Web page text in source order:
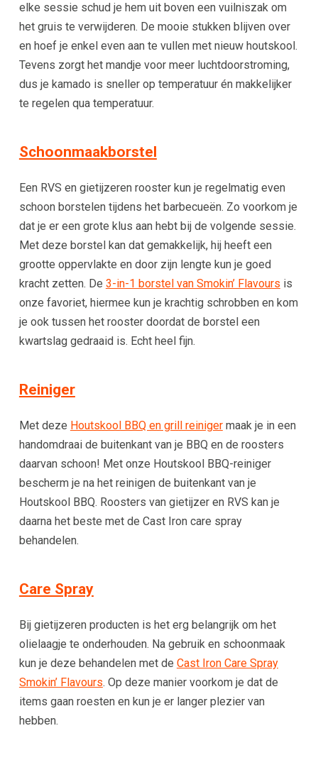
elke sessie schud je hem uit boven een vuilniszak om
het gruis te verwijderen. De mooie stukken blijven over
en hoef je enkel even aan te vullen met nieuw houtskool.
Tevens zorgt het mandje voor meer luchtdoorstroming,
dus je kamado is sneller op temperatuur én makkelijker
te regelen qua temperatuur.
Schoonmaakborstel
Een RVS en gietijzeren rooster kun je regelmatig even
schoon borstelen tijdens het barbecueën. Zo voorkom je
dat je er een grote klus aan hebt bij de volgende sessie.
Met deze borstel kan dat gemakkelijk, hij heeft een
grootte oppervlakte en door zijn lengte kun je goed
kracht zetten. De 3-in-1 borstel van Smokin’ Flavours is
onze favoriet, hiermee kun je krachtig schrobben en kom
je ook tussen het rooster doordat de borstel een
kwartslag gedraaid is. Echt heel fijn.
Reiniger
Met deze Houtskool BBQ en grill reinigermaak je in een
handomdraai de buitenkant van je BBQ en de roosters
daarvan schoon! Met onze Houtskool BBQ-reiniger
bescherm je na het reinigen de buitenkant van je
Houtskool BBQ. Roosters van gietijzer en RVS kan je
daarna het beste met de Cast Iron care spray
behandelen.
Care Spray
Bij gietijzeren producten is het erg belangrijk om het
olielaagje te onderhouden. Na gebruik en schoonmaak
kun je deze behandelen met de Cast Iron Care Spray
Smokin’ Flavours. Op deze manier voorkom je dat de
items gaan roesten en kun je er langer plezier van
hebben.